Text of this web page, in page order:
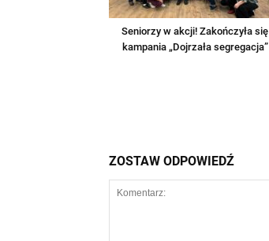
Seniorzy w akcji! Zakończyła się
kampania „Dojrzała segregacja”
ZOSTAW ODPOWIEDŹ